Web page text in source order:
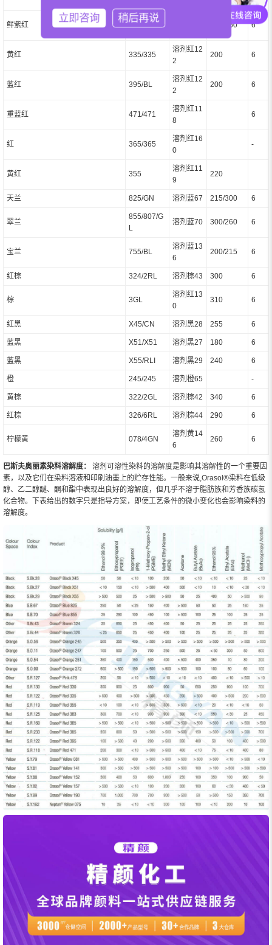
鲜紫红 363/G 200/260 6
黄红 335/335
溶剂红12
2
200 6
蓝红 395/BL
溶剂红12
2
200 6
重蓝红 471/471
溶剂红11
8
6
红 365/365
溶剂红16
0
-
黄红 355
溶剂红11
9
220
天兰 825/GN 溶剂蓝67 215/300 6
翠兰
855/807/G
L
溶剂蓝70 300/260 6
宝兰 755/BL
溶剂蓝13
6
200/215 6
红棕 324/2RL 溶剂棕43 300 6
棕 3GL
溶剂红13
0
310 6
红黑 X45/CN 溶剂黑28 255 6
蓝黑 X51/X51 溶剂黑27 180 6
蓝黑 X55/RLI 溶剂黑29 240 6
橙 245/245 溶剂橙65 -
黄棕 322/2GL 溶剂棕42 340 6
红棕 326/6RL 溶剂棕44 290 6
柠檬黄 078/4GN
溶剂黄14
6
260 6
巴斯夫奥丽素染料溶解度：
溶剂可溶性染料的溶解度是影响其溶解性的一个重要因
素，以及它们在染料溶液和印刷油墨上的贮存性能。一般来说,Orasol®染料在低级
醇、乙二醇醚、酮和酯中表现出良好的溶解度，但几乎不溶于脂肪族和芳香族碳氢
化合物。下表给出的数字只是指导方案，即使工艺条件的微小变化也会影响染料的
溶解度。
立即咨询 稍后再说